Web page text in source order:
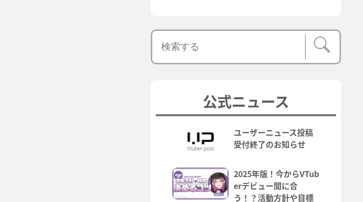
公式ニュース
ユーザーニュース投稿
受付終了のお知らせ
2025年版！今からVTub
erデビュー間に合
う！？活動方針や目標